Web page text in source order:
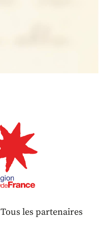
Tous les partenaires